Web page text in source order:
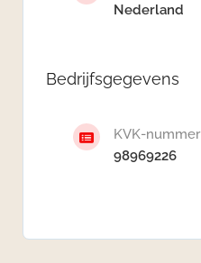
Nederland
Bedrijfsgegevens
KVK-nummer
98969226